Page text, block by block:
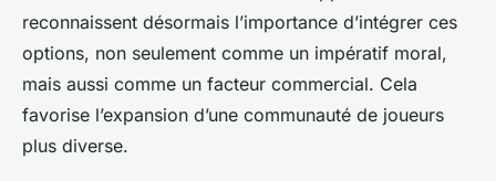
reconnaissent désormais l’importance d’intégrer ces
options, non seulement comme un impératif moral,
mais aussi comme un facteur commercial. Cela
favorise l’expansion d’une communauté de joueurs
plus diverse.